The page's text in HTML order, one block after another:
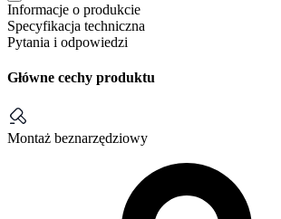
Informacje o produkcie
Specyfikacja techniczna
Pytania i odpowiedzi
Główne cechy produktu
Montaż beznarzędziowy